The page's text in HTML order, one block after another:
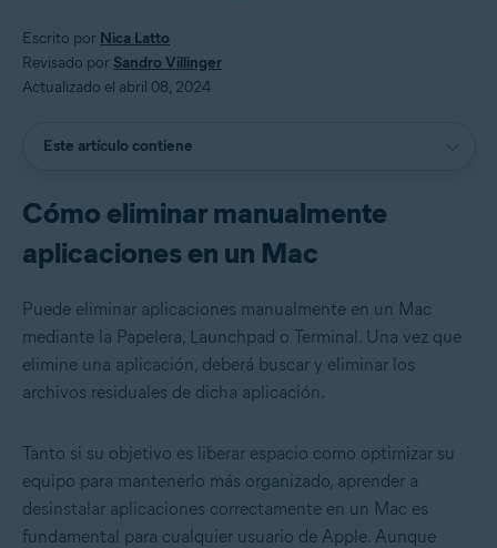
Escrito por Nica Latto
Revisado por Sandro Villinger
Actualizado el abril 08, 2024
Este artículo contiene
Cómo eliminar manualmente
aplicaciones en un Mac
Puede eliminar aplicaciones manualmente en un Mac
mediante la Papelera, Launchpad o Terminal. Una vez que
elimine una aplicación, deberá buscar y eliminar los
archivos residuales de dicha aplicación.
Tanto si su objetivo es liberar espacio como optimizar su
equipo para mantenerlo más organizado, aprender a
desinstalar aplicaciones correctamente en un Mac es
fundamental para cualquier usuario de Apple. Aunque